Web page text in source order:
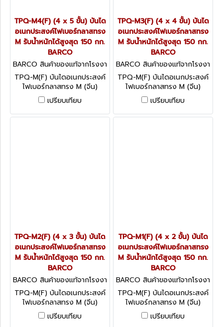
TPQ-M4(F) (4 x 5 ขั้น) บันได
อเนกประสงค์ไฟเบอร์กลาสทรง
M รับน้ำหนักได้สูงสุด 150 กก.
BARCO
BARCO สินค้าของแท้จากโรงงา
นผู้ผลิต TPQ-M4(F)
TPQ-M(F) บันไดอเนกประสงค์
ไฟเบอร์กลาสทรง M (จีน)
BARCO รับน้ำหนักได้สูงสุด
150 กก.
เปรียบเทียบ
TPQ-M3(F) (4 x 4 ขั้น) บันได
อเนกประสงค์ไฟเบอร์กลาสทรง
M รับน้ำหนักได้สูงสุด 150 กก.
BARCO
BARCO สินค้าของแท้จากโรงงา
นผู้ผลิต TPQ-M3(F)
TPQ-M(F) บันไดอเนกประสงค์
ไฟเบอร์กลาสทรง M (จีน)
BARCO รับน้ำหนักได้สูงสุด
150 กก.
เปรียบเทียบ
TPQ-M2(F) (4 x 3 ขั้น) บันได
อเนกประสงค์ไฟเบอร์กลาสทรง
M รับน้ำหนักได้สูงสุด 150 กก.
BARCO
BARCO สินค้าของแท้จากโรงงา
นผู้ผลิต TPQ-M2(F)
TPQ-M(F) บันไดอเนกประสงค์
ไฟเบอร์กลาสทรง M (จีน)
BARCO รับน้ำหนักได้สูงสุด
150 กก.
เปรียบเทียบ
TPQ-M1(F) (4 x 2 ขั้น) บันได
อเนกประสงค์ไฟเบอร์กลาสทรง
M รับน้ำหนักได้สูงสุด 150 กก.
BARCO
BARCO สินค้าของแท้จากโรงงา
นผู้ผลิต TPQ-M1(F)
TPQ-M(F) บันไดอเนกประสงค์
ไฟเบอร์กลาสทรง M (จีน)
BARCO รับน้ำหนักได้สูงสุด
150 กก.
เปรียบเทียบ